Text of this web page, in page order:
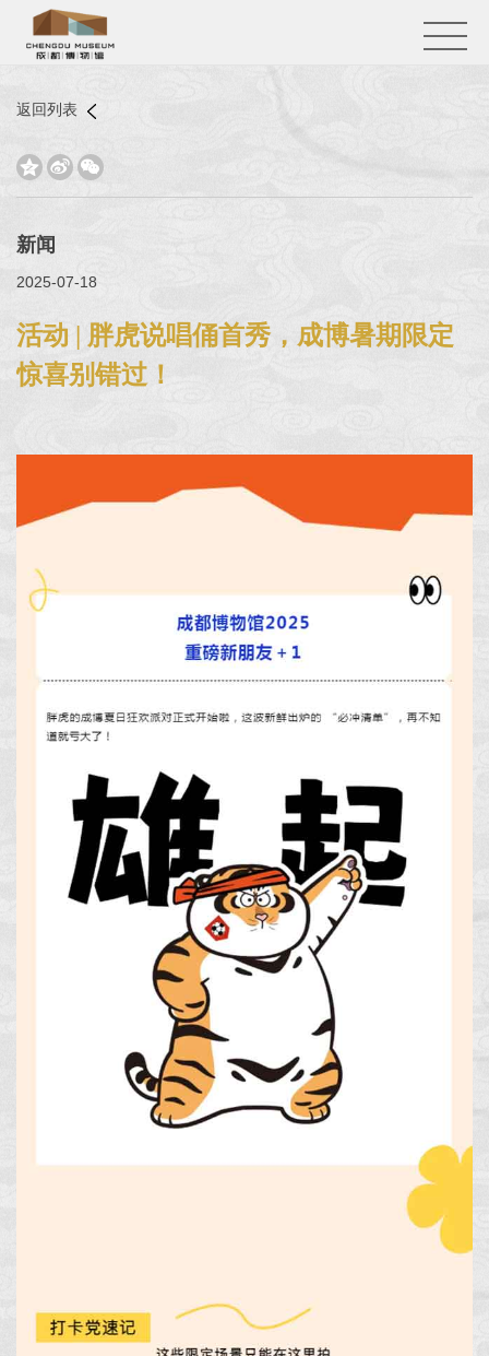
返回列表
  
新闻
2025-07-18
活动 | 胖虎说唱俑首秀，成博暑期限定
惊喜别错过！